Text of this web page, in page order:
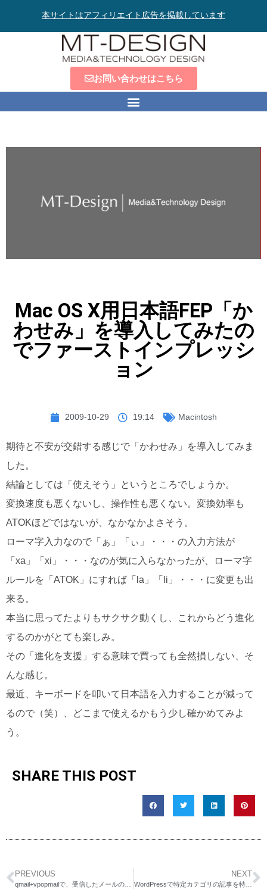
本サイトはアフィリエイト広告を掲載しています
お問い合わせはこちら
Mac OS X用日本語FEP「か
わせみ」を導入してみたの
でファーストインプレッシ
ョン
2009-10-29 19:14 Macintosh
期待と不安が交錯する感じで「かわせみ」を導入してみま
した。
結論としては「使えそう」というところでしょうか。
変換速度も悪くないし、操作性も悪くない。変換効率も
ATOKほどではないが、なかなかよさそう。
ローマ字入力なので「ぁ」「ぃ」・・・の入力方法が
「xa」「xi」・・・なのが気に入らなかったが、ローマ字
ルールを「ATOK」にすれば「la」「li」・・・に変更も出
来る。
本当に思ってたよりもサクサク動くし、これからどう進化
するのかがとても楽しみ。
その「進化を支援」する意味で買っても全然損しない、そ
んな感じ。
最近、キーボードを叩いて日本語を入力することが減って
るので（笑）、どこまで使えるかもう少し確かめてみよ
う。
SHARE THIS POST
PREVIOUS NEXT
WordPressで特定カテゴリの記事を特定件数だけ表示する